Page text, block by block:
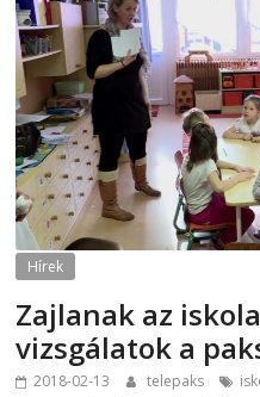
Hírek
Zajlanak az
vizsgálatok a
2018-02-13 telepaks